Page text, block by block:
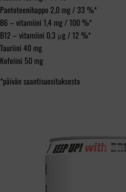
Pantoteenihappo 2,0 mg / 33 %*
B6 – vitamiini 1,4 mg / 100 %*
B12 – vitamiini 0,3 μg / 12 %*
Tauriini 40 mg
Kofeiini 50 mg
*päivän saantisuosituksesta